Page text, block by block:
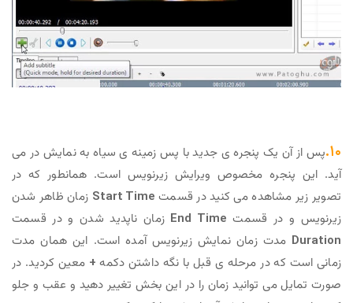
۱۰. پس از آن یک پنجره ی جدید با پس زمینه ی سیاه به نمایش در می
آید. این پنجره مخصوص ویرایش زیرنویس است. همانطور که در
تصویر زیر مشاهده می کنید در قسمت Start Time زمان ظاهر شدن
زیرنویس و در قسمت End Time زمان ناپدید شدن و در قسمت
Duration مدت زمان نمایش زیرنویس آمده است. این همان مدت
زمانی است که در مرحله ی قبل با نگه داشتن دکمه + معین کردید. در
صورت تمایل می توانید زمان را در این بخش تغییر دهید و عقب و جلو